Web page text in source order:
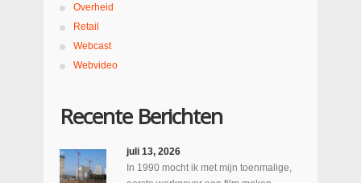
Overheid
Retail
Webcast
Webvideo
Recente Berichten
juli 13, 2026
In 1990 mocht ik met mijn toenmalige,